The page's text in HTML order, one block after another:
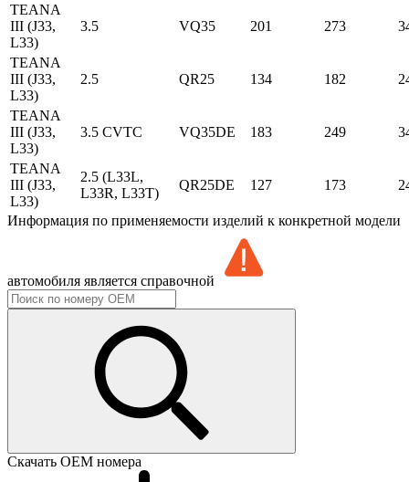
TEANA
III (J33,
L33)
3.5 VQ35 201 273
TEANA
III (J33,
L33)
2.5 QR25 134 182
TEANA
III (J33,
L33)
3.5 CVTC VQ35DE 183 249
TEANA
III (J33,
L33)
2.5 (L33L,
L33R, L33T)
QR25DE 127 173
Информация по применяемости изделий к конкретной модели
автомобиля является справочной
Скачать ОЕМ номера